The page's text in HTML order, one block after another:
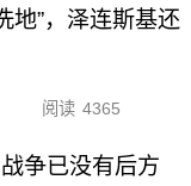
地”，泽连斯基还
阅读 4365
争已没有后方